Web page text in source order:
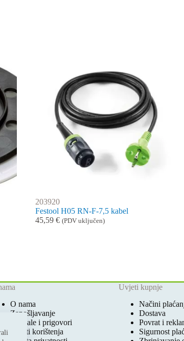
203920
Festool H05 RN-F-7,5 kabel
45,59€ (PDV uključen)
O nama
Zapošljavanje
Pohvale i prigovori
Uvjeti korištenja
Uvjeti kupnje
Načini
Dostava
Povrat i
Sigurnost